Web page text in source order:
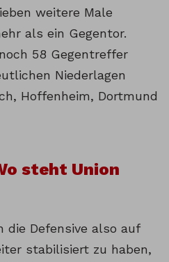
weitere Male
als ein Gegentor.
58 Gegentreffer
Niederlagen
Hoffenheim, Dortmund
steht Union
die Defensive also auf
stabilisiert zu haben,